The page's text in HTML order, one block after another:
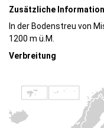
Zusätzliche
In der Bodenstreu von
1200 m ü.M.
Verbreitung